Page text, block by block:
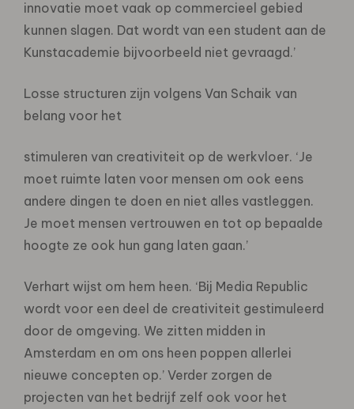
innovatie moet vaak op commercieel gebied
kunnen slagen. Dat wordt van een student aan de
Kunstacademie bijvoorbeeld niet gevraagd.’
Losse structuren zijn volgens Van Schaik van
belang voor het
stimuleren van creativiteit op de werkvloer. ‘Je
moet ruimte laten voor mensen om ook eens
andere dingen te doen en niet alles vastleggen.
Je moet mensen vertrouwen en tot op bepaalde
hoogte ze ook hun gang laten gaan.’
Verhart wijst om hem heen. ‘Bij Media Republic
wordt voor een deel de creativiteit gestimuleerd
door de omgeving. We zitten midden in
Amsterdam en om ons heen poppen allerlei
nieuwe concepten op.’ Verder zorgen de
projecten van het bedrijf zelf ook voor het